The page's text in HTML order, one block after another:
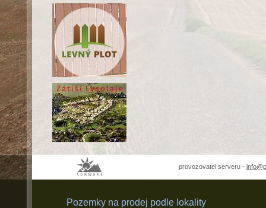
provozovatel serveru -
Pozemky na prodej podle lokality